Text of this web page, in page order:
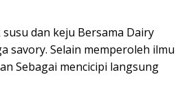
dan keju Bersama Dairy
savory. Selain memperoleh ilmu
Sebagai mencicipi langsung